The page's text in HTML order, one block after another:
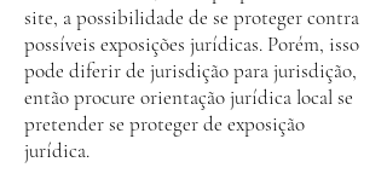
site, a possibilidade de se proteger contra
possíveis exposições jurídicas. Porém, isso
pode diferir de jurisdição para jurisdição,
então procure orientação jurídica local se
pretender se proteger de exposição
jurídica.